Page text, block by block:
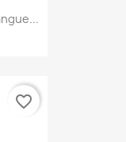
favorite_border